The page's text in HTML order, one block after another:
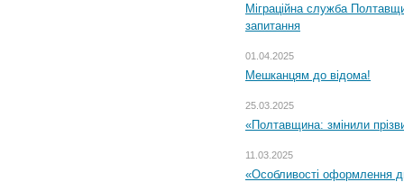
Міграційна служба
запитання
01.04.2025
Мешканцям до відома!
25.03.2025
«Полтавщина: змінили
11.03.2025
«Особливості оформлення